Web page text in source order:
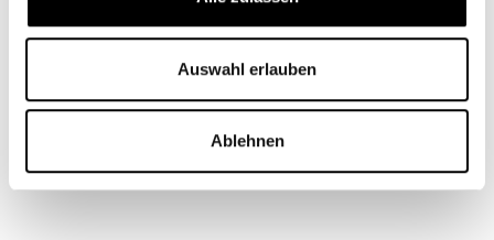
Auswahl erlauben
Ablehnen
Aggiungi alla wishlist
BC.WPB.00.020.20000
Shop-Numero:
CB12526M